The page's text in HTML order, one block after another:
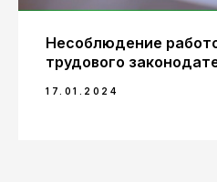
Несоблюдение
трудового
17.01.2024
онлайн|
Имя
Отправляя форму, вы даете
на обработку